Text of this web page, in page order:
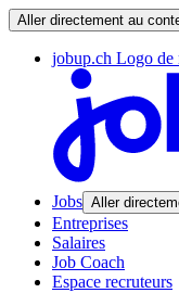
Aller directement au
jobup.ch Logo de
Jobs Aller
Entreprises
Salaires
Job Coach
Espace recruteurs